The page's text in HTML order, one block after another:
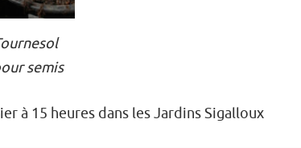
semis
à 15 heures dans les Jardins Sigalloux